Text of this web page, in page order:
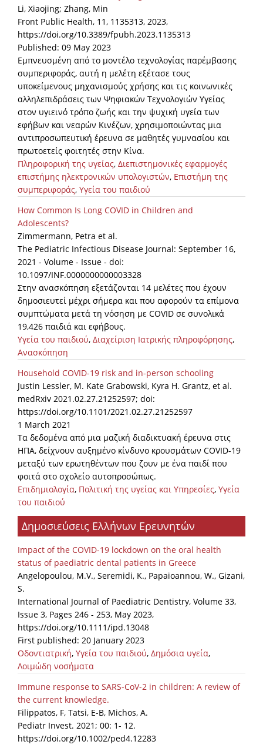
Li, Xiaojing; Zhang, Min
Front Public Health, 11, 1135313, 2023,
https://doi.org/10.3389/fpubh.2023.1135313
Published: 09 May 2023
Εμπνευσμένη από το μοντέλο τεχνολογίας παρέμβασης
συμπεριφοράς, αυτή η μελέτη εξέτασε τους
υποκείμενους μηχανισμούς χρήσης και τις κοινωνικές
αλληλεπιδράσεις των Ψηφιακών Τεχνολογιών Υγείας
στον υγιεινό τρόπο ζωής και την ψυχική υγεία των
εφήβων και νεαρών Κινέζων, χρησιμοποιώντας μια
αντιπροσωπευτική έρευνα σε μαθητές γυμνασίου και
πρωτοετείς φοιτητές στην Κίνα.
Πληροφορική της υγείας, Διεπιστημονικές εφαρμογές
επιστήμης ηλεκτρονικών υπολογιστών, Επιστήμη της
συμπεριφοράς, Υγεία του παιδιού
How Common Is Long COVID in Children and
Adolescents?
Zimmermann, Petra et al.
The Pediatric Infectious Disease Journal: September 16,
2021 - Volume - Issue - doi:
10.1097/INF.0000000000003328
Στην ανασκόπηση εξετάζονται 14 μελέτες που έχουν
δημοσιευτεί μέχρι σήμερα και που αφορούν τα επίμονα
συμπτώματα μετά τη νόσηση με COVID σε συνολικά
19,426 παιδιά και εφήβους.
Υγεία του παιδιού, Διαχείριση Ιατρικής πληροφόρησης,
Ανασκόπηση
Household COVID-19 risk and in-person schooling
Justin Lessler, M. Kate Grabowski, Kyra H. Grantz, et al.
medRxiv 2021.02.27.21252597; doi:
https://doi.org/10.1101/2021.02.27.21252597
1 March 2021
Τα δεδομένα από μια μαζική διαδικτυακή έρευνα στις
ΗΠΑ, δείχνουν αυξημένο κίνδυνο κρουσμάτων COVID-19
μεταξύ των ερωτηθέντων που ζουν με ένα παιδί που
φοιτά στο σχολείο αυτοπροσώπως.
Επιδημιολογία, Πολιτική της υγείας και Υπηρεσίες, Υγεία
του παιδιού
Δημοσιεύσεις Ελλήνων Ερευνητών
Impact of the COVID-19 lockdown on the oral health
status of paediatric dental patients in Greece
Angelopoulou, M.V., Seremidi, K., Papaioannou, W., Gizani,
S.
International Journal of Paediatric Dentistry, Volume 33,
Issue 3, Pages 246 - 253, May 2023,
https://doi.org/10.1111/ipd.13048
First published: 20 January 2023
Οδοντιατρική, Υγεία του παιδιού, Δημόσια υγεία,
Λοιμώδη νοσήματα
Immune response to SARS-CoV-2 in children: A review of
the current knowledge.
Filippatos, F, Tatsi, E-B, Michos, A.
Pediatr Invest. 2021; 00: 1- 12.
https://doi.org/10.1002/ped4.12283